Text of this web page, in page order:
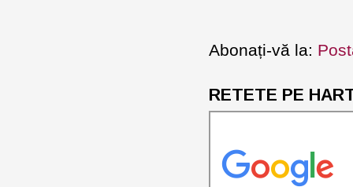
Abonați-vă la:
RETETE PE